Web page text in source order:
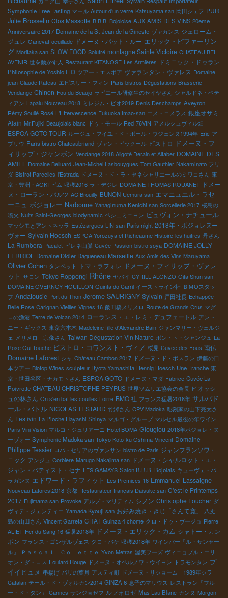
Symphonie Free Tasting マール Autour d'un verre Katsuyama san 岡田シェフ PUR
Julie Brosselin Clos Massotte B.B.B. Bojoloise AUX AMIS DES VINS 20eme
Anniversaire 2017 Domaine de la St-Jean de la Gineste ヴァカンス ジェローム・
ジュレ Ganevat oeuillade ドメーヌ・パット・ルー エリック・ピファーリン
グ Moritaka san SLOW FOOD Solutré montagne Sainte Victoire CHATEAU BEL
AVENIR 世を動かす人 Restaurant KITANOSE Les Armières ドミニック・ドゥラン
Philosophie de Yoshio ITO ツアー・エスポア ヴァランタン・ヴァレス Domaine
jean-Claude Rateau エピスリー・フィン Paris bistros Dégustations Brasserie
Vendange Chinon Fou du Beaujo ラピエール研修生のセイヤさん シャルドネ・ペテ
ィアン Lapalu Nouveau 2018 ミレジム・ビオ2019 Denis Deschamps Aveyron
Rémy Soulié Rosé L'Effervescence Fukuoka Imao-san エメ・コメラス 銀座オザミ
Alain Mr.Fujiki Beaujolais blanc ドゥ・モール Red 76VIN アメルシュヴィル畑
ESPOA GOTO TOUR ルージュ・フイユ・ド・ポール・ウジェンヌ1994年 Eric ア
ブリウ Paris bistro Chateaubriand ヴァン・ピックール ビストロ ドメーヌ・フ
ィリップ・ジャンボン Vendange 2018 Aligoté Derain et Altaber DOMAINE DES
AMIEL
Domaine Belluard Jean-Michel Lasbouygues Tom Gauthier Nakaminato フリ
ダ Bistrot Parcelles l'Estrada ドメーヌ・ド・ラ・セネシャリエールのミワコさん 東
京・豊洲・AOKI ビム 収穫2016 ラ・デジレ DOMAINE THOMAS ROUANET ドメー
ヌ・ローラン・バルツ AC Brouilly BUNON Uemura san エマニュエル・ラセ
ーニュ ボジョレー Narbonne Yanaginuma Kenichi san Sorcellerie 2017 桜島の
噴火 Nuits Saint-Georges biodynamic ペシェミニヨン ビュヴォン・ナチュール
マッシモとアントネッラ Estézargues LIN san Paris night 2018年・ボジョレヌー
ヴォー Sylvain Hoesch ESPOA Yorozuya et Richeaume Histoire les huitres 丹さん
La Rumbera Pacalet ピレネ山脈 Cuvée Passion bistro soya DOMAINE JOLLY
FERRIOL
Domaine Didier Dagueneau Marseille Aux Amis des Vins Maruyama
Olivier Cohen タンペット トマ・ラフォレ ドメーヌ・フィリップ・ヴァレ
ット サロン Tokyo Roppongi Rhône ヤバイ CYRILL ALONZO Oita Shun san
DOMAINE OVERNOY HOUILLON Quinta do Carril イーストライン社 ＢＭОスタッ
フ Andalousie Port du Thon Jerome SAURIGNY Sylvain 戸田社長 Echappée
Belle Rose Carignan Vieilles Vignes 16 飯田橋メリメロ Route de Grands Crus マグ
ロの漁港 Terre de Volcan 2014 ローランス・エ・レミ・デュフェートル アント
ニー・ギックス 東京六本木 Madeleine fille d'Alexandre Bain ジャンマリー・ヴェルジ
ェ メリメロ 宗像さん Taiwan Dégustation Vin Nature ポン・ト・シャンジュ La
Rose Qui Touche ビストロ・コワンスト・ヴィノ 桜見 Cuvee des Fous 南仏
Domaine Laforest シャ Château Cambon 2017 ドメーヌ・ド・ボスラン 伊藤の日
本ツアー Biotop Wines sculpteur Ryota Yamashita Hennig Hoesch Une Tranche 東
京・世田谷区・ナカモトさん ESPOA GOTO ドメーヌ・マダ Fabrice Cuvée La
Poivrotte CHATEAU CHRISTOPHE PEYRUS 世界ソムリエ協会の会長 ピオッシ
ュの林さん On s'en bat les couilles Loirre BMO 社 フランス猛暑2018年 サルバド
ール・バトル NICOLAS TESTARD 竹澤さん CPV Madoka 彫刻家の山下亮太さ
ん Festivin La Pioche Hayashi Shinya マルゴ・グループ マルセル最後の年ワイン
Paris Vini Vision マルコ・ジュリアーニ Hotel BOMA Glouglou 2018年ボジョレ・ヌ
ーヴォー Symphonie Madoka san Tokyo Koto-ku Oshima Vincent Domaine
Philippe Tessier ロバ・セリアのヴァンサン bistro de Paris ジャンフランソワ・
ニック アンジュ Corbiere Marugo Nakajima san ドメーヌ・シャルロット・エ・
ジャン・バティスト・セナ LES GAMAYS Salon B.B.B. Bojolais キューヴェ・バ
ラガンヌ エドワード・ラフィット Les Prémices 16 Emmanuel Lassaigne
Nouveau Laforest2018 京都 Restaurateur français Daisuke san C'est le Printemps
2017 Fujimama san Provoke アルプ・マリティム シノン Christophe Foucher ダ
ヴィデ・ジェンティエ Yamada Kyouji san お好み焼き・きじ「さんて寛」
八丈
島の山田さん Vincent Garreta CHAT Guinza 4 chome クロ・ドゥ・ヴージョ Pierre
ALIET Fer du Sang 16 猛暑2018年 ドメーヌ・エリック・カム シャトー・カン
ボン フランス・ゴンザルヴェス クロ・バケ 収穫2018年 ワインバー「ル・サンセー
ル」
Ｐａｓｃａｌ Ｃｏｌｅｔｔｅ Yvon Metras 渥美フーズ ヴィニョブル・エリ
オン・ダ・ロス Foulard Rouge ドメーヌ・オベルノワ・ウイヨン トラモンタン プ
イイヒュメ 串揚げ パリの葉月 アスティ町 ドメーヌ・リショーム 1989年シラ
Catalan テール・ド・ヴォルカン2014 GINZA 6 息子のマリウス レストラン「フル
ー・ド・タン」
Cannes サンジョゼフ ルフォロゼ Mas Lau Blanc カンヌ Morgon